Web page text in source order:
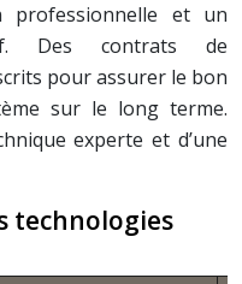
professionnelle et un
Des contrats de
pour assurer le bon
sur le long terme.
experte et d’une
technologies